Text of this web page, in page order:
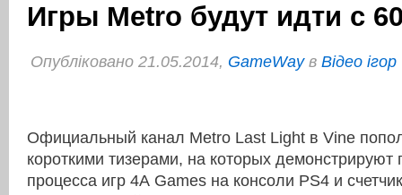
Игры Metro будут идти с
Опубліковано 21.05.2014, GameWayв Відео ігор
Официальный канал Metro Last Light в Vine
короткими тизерами, на которых демонстрируют
процесса игр 4А Games на консоли PS4 и